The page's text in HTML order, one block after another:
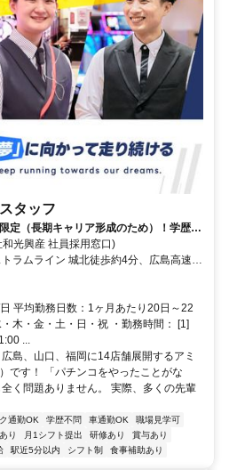
タッフ
定（長期キャリア形成のため）！学歴・
光興産 社員採用窓口)
ラムライン 城北徒歩約4分、広島高速交
出口徒歩約6分、ＪＲ山陽本線 新白島北
6分、アストラムライン城北駅徒歩4
、JR広島駅から車で約7分
平均勤務日数：1ヶ月あたり20日～22
木・金・土・日・祝 ・勤務時間： [1]
...
島、山口、福岡に14店舗展開するアミ
です！ 「パチンコをやったことがな
く問題ありません。 実際、多くの先輩
通勤OK 学歴不問 車通勤OK
職場見学可
り 月1シフト提出 研修あり
賞与あり
駅近5分以内 シフト制 食事補助あり